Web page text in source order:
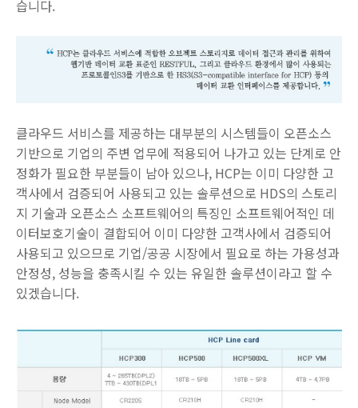
습니다.
클라우드 서비스를 제공하는 대부분의 시스템들이 오픈소스
기반으로 기업의 주변 업무에 적용되어 나가고 있는 단계로 안
정화가 필요한 부분들이 남아 있으나, HCP는 이미 다양한 고
객사에서 검증되어 사용되고 있는 솔루션으로 HDS의 스토리
지 기술과 오픈소스 소프트웨어의 특징인 소프트웨어적인 데
이터보호기술이 결합되어 이미 다양한 고객사에서 검증되어
사용되고 있으므로 기업/공공 시장에서 필요로 하는 가용성과
안정성, 성능을 충족시킬 수 있는 유일한 솔루션이라고 할 수
있겠습니다.